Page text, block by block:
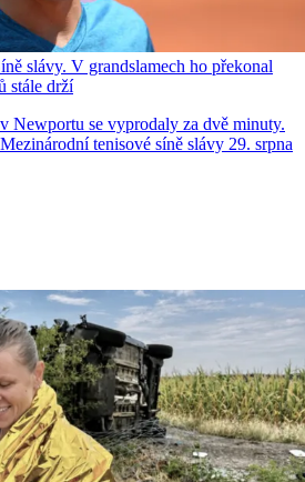
slávy. V grandslamech ho překonal
stále drží
Newportu se vyprodaly za dvě minuty.
tenisové síně slávy 29. srpna